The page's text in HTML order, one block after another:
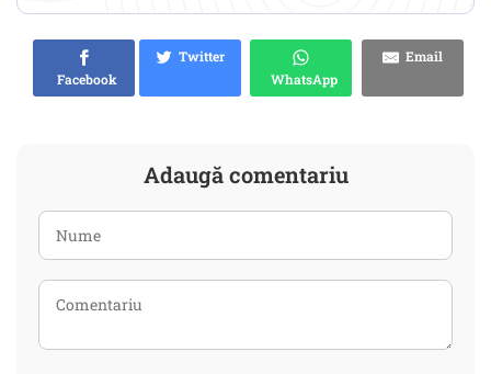
Facebook
Twitter
WhatsApp
Email
Adaugă comentariu